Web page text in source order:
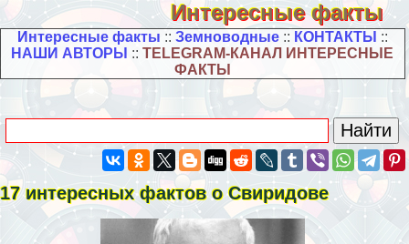
Интересные факты
Интересные факты :: Земноводные:: КОНТАКТЫ ::
НАШИ АВТОРЫ ::TELEGRAM-КАНАЛ ИНТЕРЕСНЫЕ
ФАКТЫ
17 интересных фактов о Свиридове